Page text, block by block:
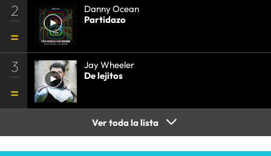
2
Danny Ocean
Partidazo
3
Jay Wheeler
De lejitos
Ver toda la lista